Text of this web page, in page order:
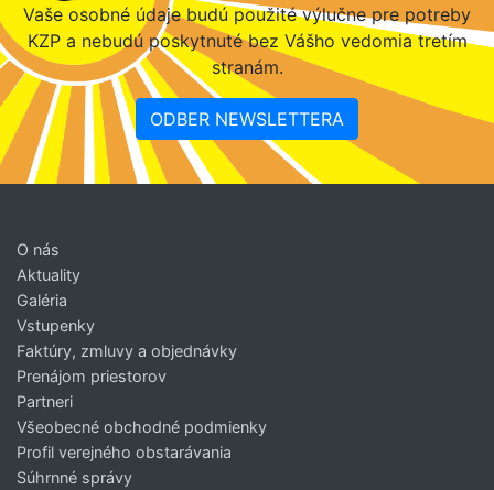
Vaše osobné údaje budú použité výlučne pre potreby
KZP a nebudú poskytnuté bez Vášho vedomia tretím
stranám.
ODBER NEWSLETTERA
O nás
Aktuality
Galéria
Vstupenky
Faktúry, zmluvy a objednávky
Prenájom priestorov
Partneri
Všeobecné obchodné podmienky
Profil verejného obstarávania
Súhrnné správy